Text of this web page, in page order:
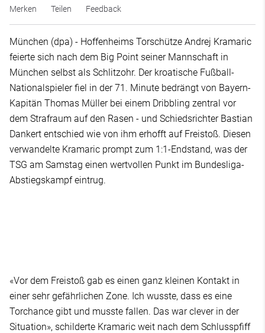
Merken Teilen Feedback
München (dpa) - Hoffenheims Torschütze Andrej Kramaric
feierte sich nach dem Big Point seiner Mannschaft in
München selbst als Schlitzohr. Der kroatische Fußball-
Nationalspieler fiel in der 71. Minute bedrängt von Bayern-
Kapitän Thomas Müller bei einem Dribbling zentral vor
dem Strafraum auf den Rasen - und Schiedsrichter Bastian
Dankert entschied wie von ihm erhofft auf Freistoß. Diesen
verwandelte Kramaric prompt zum 1:1-Endstand, was der
TSG am Samstag einen wertvollen Punkt im Bundesliga-
Abstiegskampf eintrug.
«Vor dem Freistoß gab es einen ganz kleinen Kontakt in
einer sehr gefährlichen Zone. Ich wusste, dass es eine
Torchance gibt und musste fallen. Das war clever in der
Situation», schilderte Kramaric weit nach dem Schlusspfiff